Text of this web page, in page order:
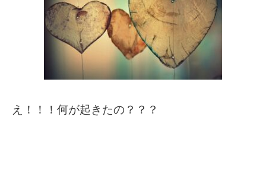
え！！！何が起きたの？？？